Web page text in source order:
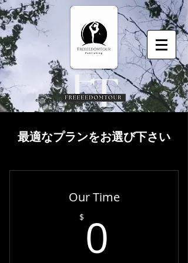
最適なプランをお選び下さい
Our Time
$ 0